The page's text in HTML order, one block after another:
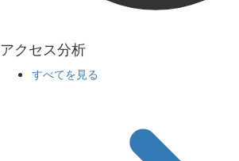
アクセス分析
すべてを見る